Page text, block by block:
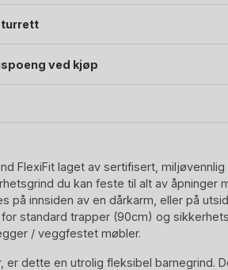
ved kjøp
FlexiFit laget av sertifisert,
du kan feste til alt av åpninger
på innsiden av en dårkarm, eller på
standard trapper (90cm) og
/ veggfestet møbler.
er dette en utrolig fleksibel barnegrind.